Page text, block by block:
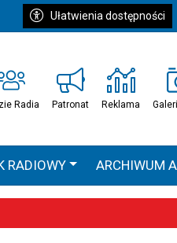
Ułatwienia dostępności
Radia Patronat Reklama
RADIOWY ARCHIWUM
HEAVEN TOUR